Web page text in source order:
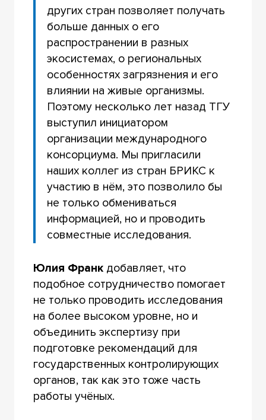
других стран позволяет получать
больше данных о его
распространении в разных
экосистемах, о региональных
особенностях загрязнения и его
влиянии на живые организмы.
Поэтому несколько лет назад ТГУ
выступил инициатором
организации международного
консорциума. Мы пригласили
наших коллег из стран БРИКС к
участию в нём, это позволило бы
не только обмениваться
информацией, но и проводить
совместные исследования.
Юлия Франкдобавляет, что
подобное сотрудничество помогает
не только проводить исследования
на более высоком уровне, но и
объединить экспертизу при
подготовке рекомендаций для
государственных контролирующих
органов, так как это тоже часть
работы учёных.